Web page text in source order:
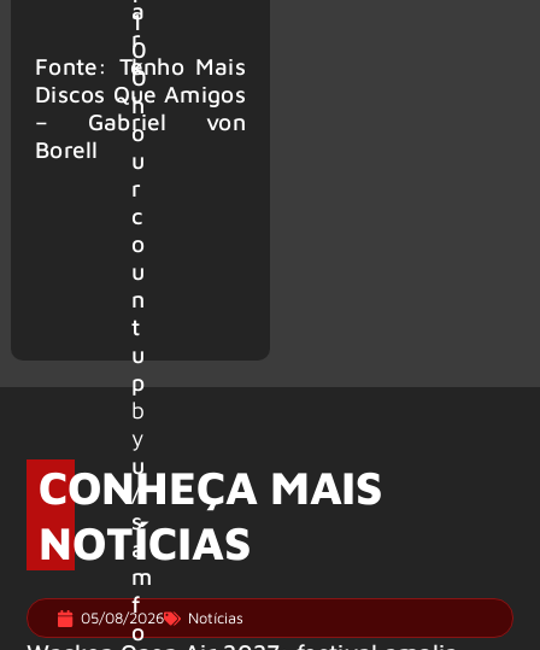
a
r
k
1
0
0
h
o
u
r
c
o
u
n
t
u
p
b
y
u
/
s
a
m
f
o
Fonte: Tenho Mais
Discos Que Amigos
– Gabriel von
Borell
CONHEÇA MAIS
NOTÍCIAS
05/08/2026 Notícias